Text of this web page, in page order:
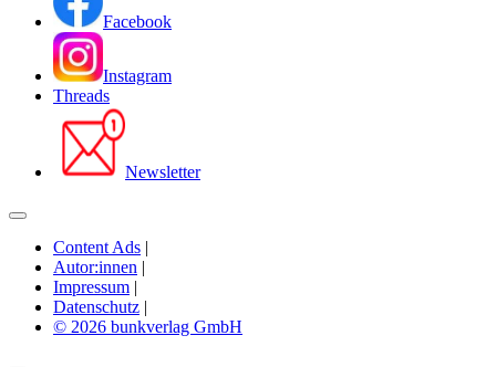
Facebook
Instagram
Threads
Newsletter
Content Ads |
Autor:innen |
Impressum |
Datenschutz |
© 2026 bunkverlag GmbH